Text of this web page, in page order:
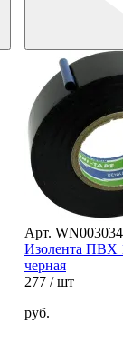
Арт.
Изолента ПВХ
черная
277 / шт
руб.